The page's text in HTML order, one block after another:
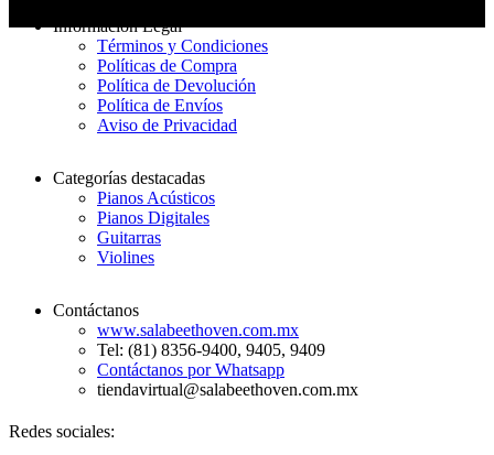
Información Legal
Términos y Condiciones
Políticas de Compra
Política de Devolución
Política de Envíos
Aviso de Privacidad
Categorías destacadas
Pianos Acústicos
Pianos Digitales
Guitarras
Violines
Contáctanos
www.salabeethoven.com.mx
Tel: (81) 8356-9400, 9405, 9409
Contáctanos por Whatsapp
tiendavirtual@salabeethoven.com.mx
Redes sociales: